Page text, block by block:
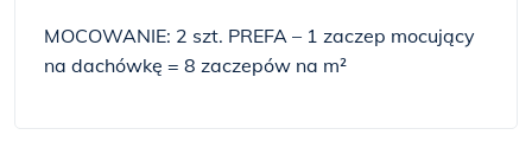
MOCOWANIE: 2 szt. PREFA – 1 zaczep mocujący
na dachówkę = 8 zaczepów na m²